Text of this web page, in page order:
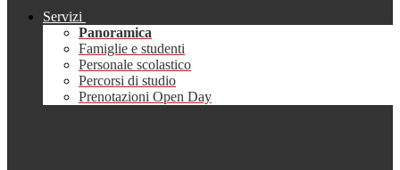
Servizi
Panoramica
Famiglie e studenti
Personale scolastico
Percorsi di studio
Prenotazioni Open Day